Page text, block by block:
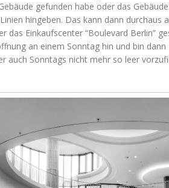
gefunden habe oder das
hingeben. Das kann dann durchaus
das Einkaufscenter “Boulevard Berlin”
an einem Sonntag hin und bin
auch Sonntags nicht mehr so leer